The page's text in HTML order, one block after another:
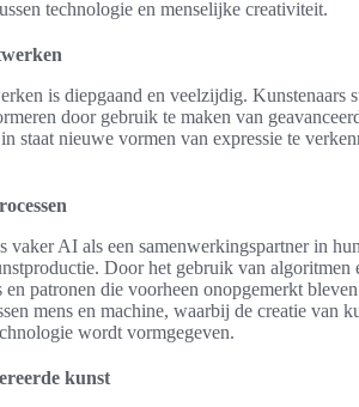
technologie en menselijke creativiteit.
is diepgaand en veelzijdig. Kunstenaars
door gebruik te maken van
staat nieuwe vormen van expressie te
vaker AI als een samenwerkingspartner in
Door het gebruik van algoritmen
en patronen die voorheen onopgemerkt
mens en machine, waarbij de creatie van
wordt vormgegeven.
kunst